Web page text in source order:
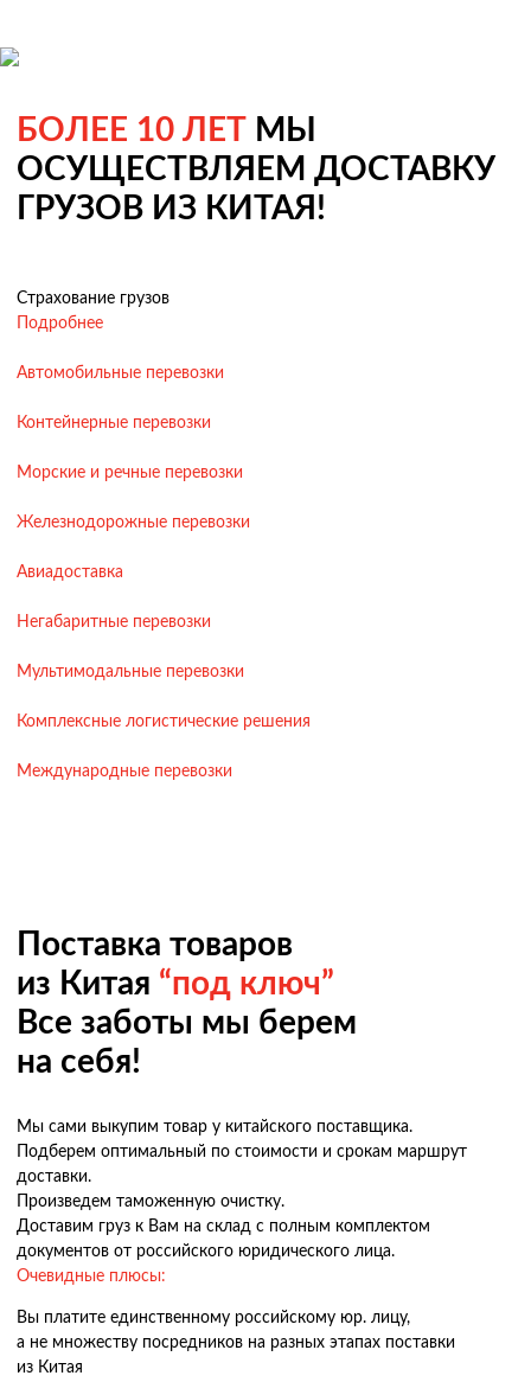
БОЛЕЕ 10 ЛЕТ МЫ
ОСУЩЕСТВЛЯЕМ ДОСТАВКУ
ГРУЗОВ ИЗ КИТАЯ!
Страхование грузов
Подробнее
Автомобильные перевозки
Контейнерные перевозки
Морские и речные перевозки
Железнодорожные перевозки
Авиадоставка
Негабаритные перевозки
Мультимодальные перевозки
Комплексные логистические решения
Международные перевозки
Поставка товаров
из Китая “под ключ”
Все заботы мы берем
на себя!
Мы сами выкупим товар у китайского поставщика.
Подберем оптимальный по стоимости и срокам маршрут
доставки.
Произведем таможенную очистку.
Доставим груз к Вам на склад с полным комплектом
документов от российского юридического лица.
Очевидные плюсы:
Вы платите единственному российскому юр. лицу,
а не множеству посредников на разных этапах поставки
из Китая